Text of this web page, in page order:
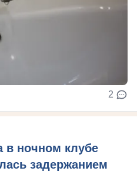
2
в ночном клубе
задержанием